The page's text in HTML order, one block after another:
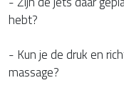
hebt?
- Kun je de druk en
massage?